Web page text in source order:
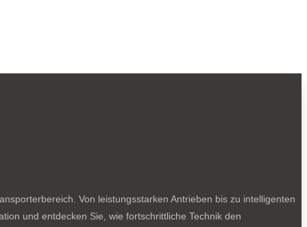
Von leistungsstarken Antrieben bis zu intelligenten
und entdecken Sie, wie fortschrittliche Technik den